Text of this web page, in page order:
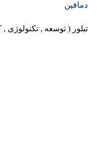
دمافین
تبلور ( توسعه , تکنولوژی ,